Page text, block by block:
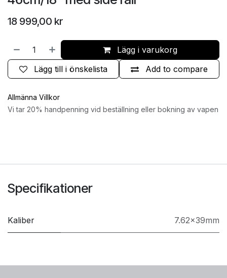
18 999,00 kr
Lägg i varukorg
Add to compare
Lägg till i önskelista
Allmänna Villkor
Vi tar 20% handpenning vid beställning eller bokning av vapen
Specifikationer
Kaliber 7.62x39mm